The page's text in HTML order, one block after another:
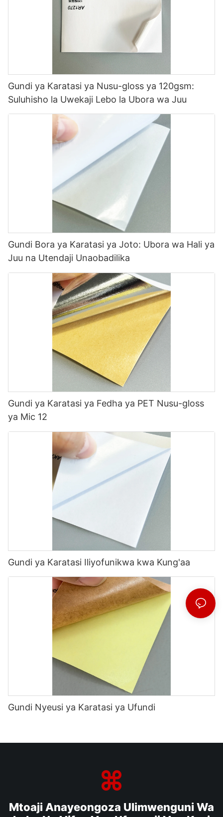
Gundi ya Karatasi ya Nusu-gloss ya 120gsm:
Suluhisho la Uwekaji Lebo la Ubora wa Juu
Gundi Bora ya Karatasi ya Joto: Ubora wa Hali ya
Juu na Utendaji Unaobadilika
Gundi ya Karatasi ya Fedha ya PET Nusu-gloss
ya Mic 12
Gundi ya Karatasi Iliyofunikwa kwa Kung'aa
Gundi Nyeusi ya Karatasi ya Ufundi
Mtoaji Anayeongoza Ulimwenguni Wa